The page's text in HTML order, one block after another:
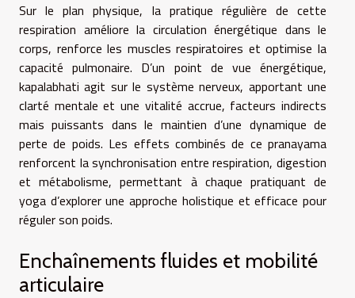
Sur le plan physique, la pratique régulière de cette
respiration améliore la circulation énergétique dans le
corps, renforce les muscles respiratoires et optimise la
capacité pulmonaire. D’un point de vue énergétique,
kapalabhati agit sur le système nerveux, apportant une
clarté mentale et une vitalité accrue, facteurs indirects
mais puissants dans le maintien d’une dynamique de
perte de poids. Les effets combinés de ce pranayama
renforcent la synchronisation entre respiration, digestion
et métabolisme, permettant à chaque pratiquant de
yoga d’explorer une approche holistique et efficace pour
réguler son poids.
Enchaînements fluides et mobilité
articulaire